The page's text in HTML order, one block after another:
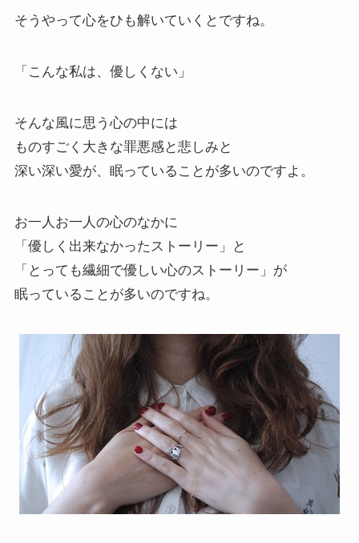
そうやって心をひも解いていくとですね。
「こんな私は、優しくない」
そんな風に思う心の中には
ものすごく大きな罪悪感と悲しみと
深い深い愛が、眠っていることが多いのですよ。
お一人お一人の心のなかに
「優しく出来なかったストーリー」と
「とっても繊細で優しい心のストーリー」が
眠っていることが多いのですね。